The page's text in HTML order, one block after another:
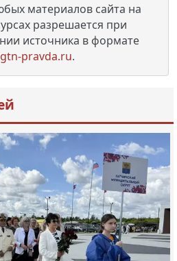
материалов сайта на
разрешается при
источника в формате
pravda.ru.